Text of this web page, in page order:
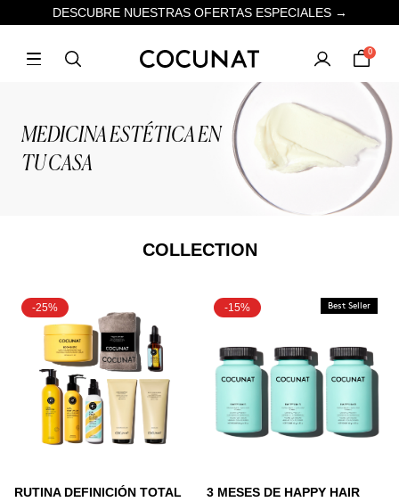
DESCUBRE NUESTRAS OFERTAS ESPECIALES →
0
MEDICINA ESTÉTICA EN
TU CASA
COLLECTION
-25%
RUTINA DEFINICIÓN TOTAL
-15% Best Seller
3 MESES DE HAPPY HAIR